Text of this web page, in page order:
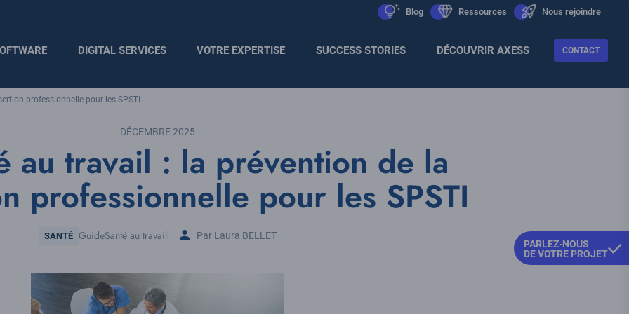
Blog
icon Ressources
icon Nous rejoindre
icon
DIGITAL SERVICES VOTRE EXPERTISE SUCCESS STORIES DÉCOUVRIR AXESS CONTACT
professionnelle pour les SPSTI
DÉCEMBRE 2025
au travail : la prévention de la
professionnelle pour les SPSTI
Thématique
SANTÉ Tags
GuideSanté au travail Par Laura BELLET
PARLEZ-NOUS
DE VOTRE PROJET